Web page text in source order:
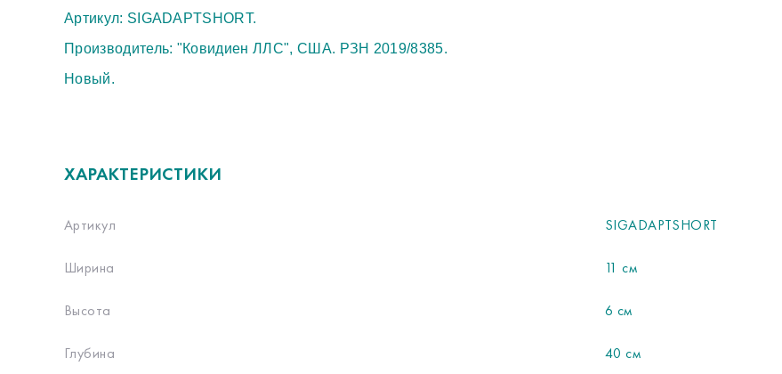
Артикул: SIGADAPTSHORT.
Производитель: "Ковидиен ЛЛС", США. РЗН 2019/8385.
Новый.
ХАРАКТЕРИСТИКИ
Артикул SIGADAPTSHORT
Ширина 11 см
Высота 6 см
Глубина 40 см